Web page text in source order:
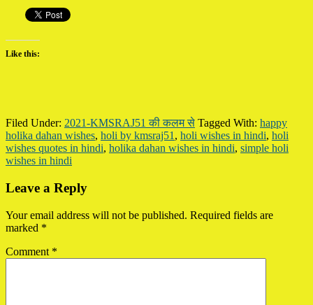
Like this:
Filed Under: 2021-KMSRAJ51 की कलम से Tagged With: happy
holika dahan wishes, holi by kmsraj51 , holi wishes in hindi, holi
wishes quotes in hindi, holika dahan wishes in hindi, simple holi
wishes in hindi
Reader
Leave a Reply
Your email address will not be published. Required fields are
marked *
Comment *